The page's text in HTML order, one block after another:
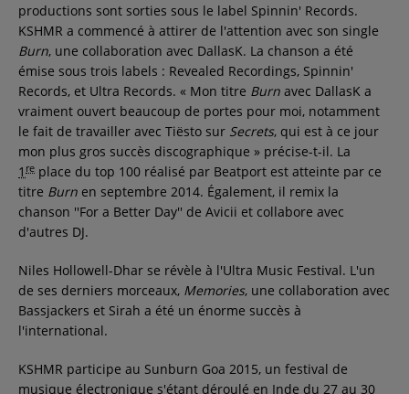
productions sont sorties sous le label Spinnin' Records.
KSHMR a commencé à attirer de l'attention avec son single
Burn, une collaboration avec DallasK. La chanson a été
émise sous trois labels : Revealed Recordings, Spinnin'
Records, et Ultra Records. « Mon titre Burn avec DallasK a
vraiment ouvert beaucoup de portes pour moi, notamment
le fait de travailler avec Tiësto sur Secrets, qui est à ce jour
mon plus gros succès discographique » précise-t-il. La
1 re place du top 100 réalisé par Beatport est atteinte par ce
titre Burn en septembre 2014. Également, il remix la
chanson ''For a Better Day'' de Avicii et collabore avec
d'autres DJ.
Niles Hollowell-Dhar se révèle à l'Ultra Music Festival. L'un
de ses derniers morceaux, Memories, une collaboration avec
Bassjackers et Sirah a été un énorme succès à
l'international.
KSHMR participe au Sunburn Goa 2015, un festival de
musique électronique s'étant déroulé en Inde du 27 au 30